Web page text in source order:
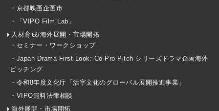
・京都映画企画市
・「VIPO Film Lab」
人材育成/海外展開・市場開拓
・セミナー・ワークショップ
・Japan Drama First Look: Co-Pro Pitch シリーズドラマ企画海外
ピッチング
・令和8年度文化庁「活字文化のグローバル展開推進事業」
・VIPO無料法律相談
海外展開・市場開拓